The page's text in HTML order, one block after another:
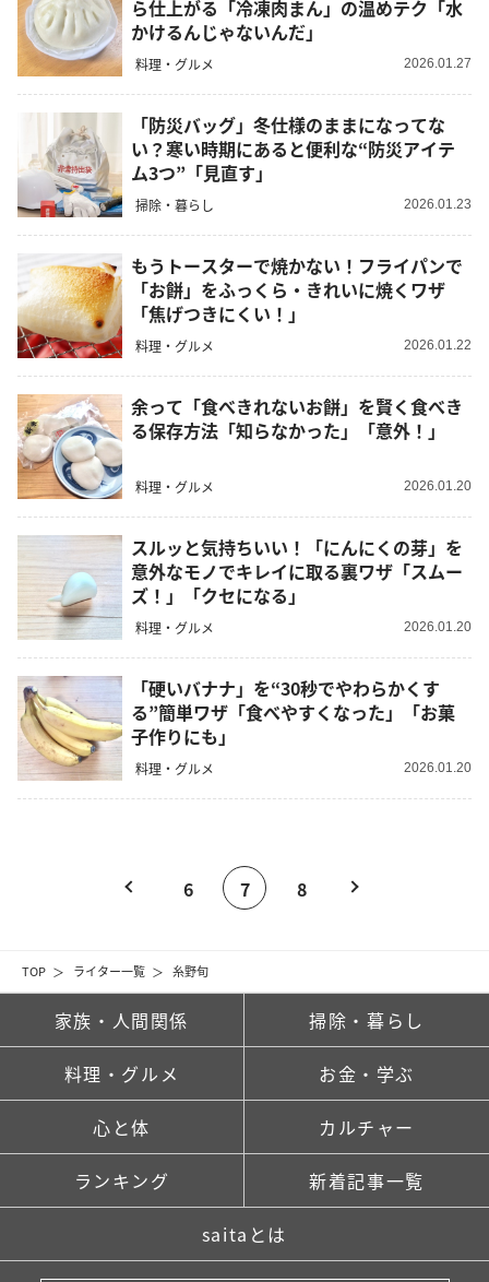
TOP ライター一覧 糸野旬
ら仕上がる「冷凍肉まん」の温めテク「水
かけるんじゃないんだ」
料理・グルメ 2026.01.27
「防災バッグ」冬仕様のままになってな
い？寒い時期にあると便利な“防災アイテ
ム3つ”「見直す」
掃除・暮らし 2026.01.23
もうトースターで焼かない！フライパンで
「お餅」をふっくら・きれいに焼くワザ
「焦げつきにくい！」
料理・グルメ 2026.01.22
余って「食べきれないお餅」を賢く食べき
る保存方法「知らなかった」「意外！」
料理・グルメ 2026.01.20
スルッと気持ちいい！「にんにくの芽」を
意外なモノでキレイに取る裏ワザ「スムー
ズ！」「クセになる」
料理・グルメ 2026.01.20
「硬いバナナ」を“30秒でやわらかくす
る”簡単ワザ「食べやすくなった」「お菓
子作りにも」
料理・グルメ 2026.01.20
6 7 8
家族・人間関係 掃除・暮らし
料理・グルメ お金・学ぶ
心と体 カルチャー
ランキング 新着記事一覧
saitaとは